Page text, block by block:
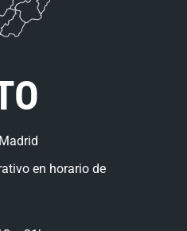
en horario de